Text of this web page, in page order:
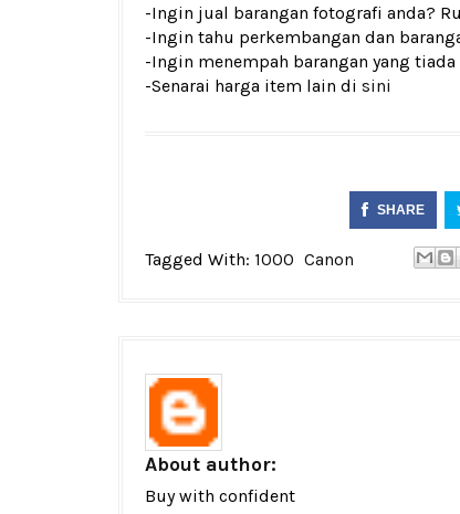
-Ingin jual barangan fotografi anda?
-Ingin tahu perkembangan dan
-Ingin menempah barangan yang
-Senarai harga item lain di sini
SHARE
Tagged With: 1000 Canon
About author:
Buy with confident